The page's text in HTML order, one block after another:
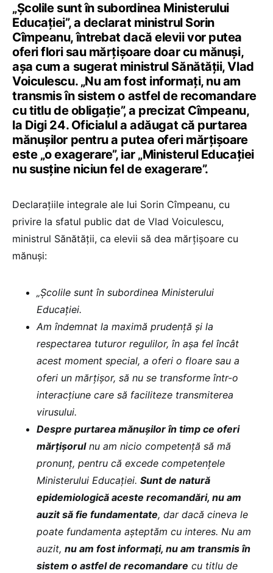
„Școlile sunt în subordinea Ministerului
Educației”, a declarat ministrul Sorin
Cîmpeanu, întrebat dacă elevii vor putea
oferi flori sau mărțișoare doar cu mănuși,
așa cum a sugerat ministrul Sănătății, Vlad
Voiculescu. „Nu am fost informați, nu am
transmis în sistem o astfel de recomandare
cu titlu de obligație”, a precizat Cîmpeanu,
la Digi 24. Oficialul a adăugat că purtarea
mănușilor pentru a putea oferi mărțișoare
este „o exagerare”, iar „Ministerul Educației
nu susține niciun fel de exagerare”.
Declarațiile integrale ale lui Sorin Cîmpeanu, cu
privire la sfatul public dat de Vlad Voiculescu,
ministrul Sănătății, ca elevii să dea mărțișoare cu
mănuși:
„Școlile sunt în subordinea Ministerului
Educației.
Am îndemnat la maximă prudență și la
respectarea tuturor regulilor, în așa fel încât
acest moment special, a oferi o floare sau a
oferi un mărțișor, să nu se transforme într-o
interacțiune care să faciliteze transmiterea
virusului.
Despre purtarea mănușilor în timp ce oferi
mărțișorulnu am nicio competență să mă
pronunț, pentru că excede competențele
Ministerului Educației. Sunt de natură
epidemiologică aceste recomandări, nu am
auzit să fie fundamentate, dar dacă cineva le
poate fundamenta așteptăm cu interes. Nu am
auzit, nu am fost informați, nu am transmis în
sistem o astfel de recomandare cu titlu de